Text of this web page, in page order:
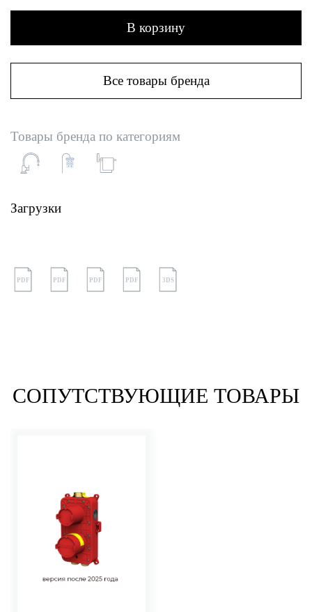
В корзину
Все товары бренда
Товары бренда по категориям
Загрузки
PDF PDF PDF PDF 3DS
СОПУТСТВУЮЩИЕ ТОВАРЫ